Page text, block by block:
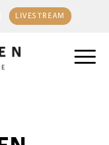
LIVESTREAM